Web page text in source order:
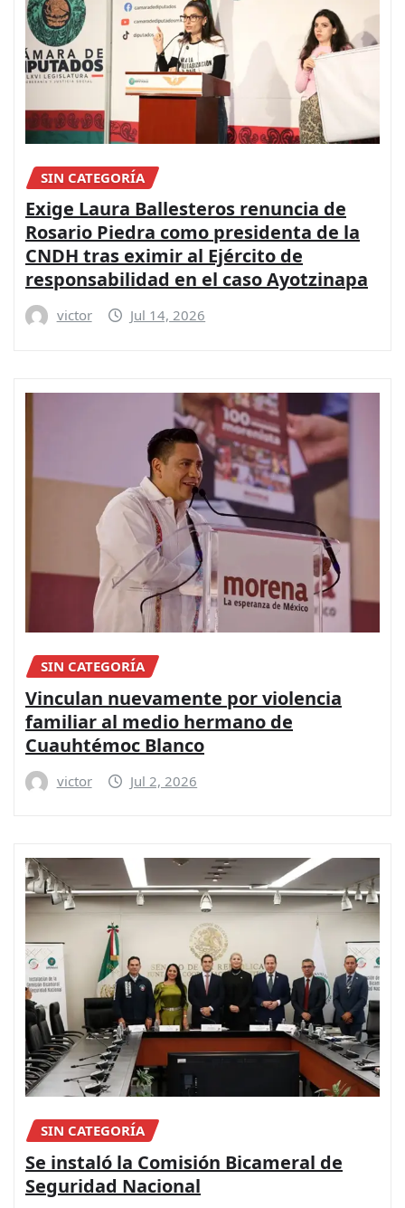
SIN CATEGORÍA
Exige Laura Ballesteros renuncia de
Rosario Piedra como presidenta de la
CNDH tras eximir al Ejército de
responsabilidad en el caso Ayotzinapa
victor Jul 14, 2026
SIN CATEGORÍA
Vinculan nuevamente por violencia
familiar al medio hermano de
Cuauhtémoc Blanco
victor Jul 2, 2026
SIN CATEGORÍA
Se instaló la Comisión Bicameral de
Seguridad Nacional